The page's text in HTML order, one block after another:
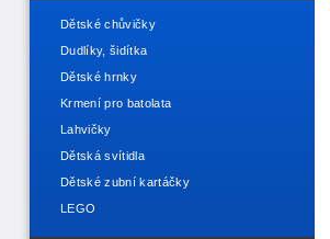
Dětské chůvičky
Dudlíky, šidítka
Dětské hrnky
Krmení pro batolata
Lahvičky
Dětská svítidla
Dětské zubní kartáčky
LEGO